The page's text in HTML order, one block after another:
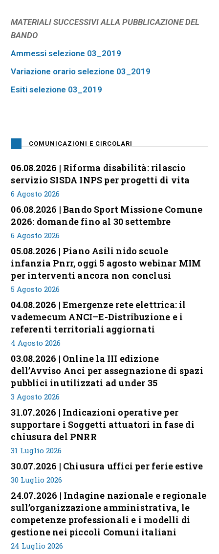
MATERIALI SUCCESSIVI ALLA PUBBLICAZIONE DEL
BANDO
Ammessi selezione 03_2019
Variazione orario selezione 03_2019
Esiti selezione 03_2019
COMUNICAZIONI E CIRCOLARI
06.08.2026 | Riforma disabilità: rilascio
servizio SISDA INPS per progetti di vita
6 Agosto 2026
06.08.2026 | Bando Sport Missione Comune
2026: domande fino al 30 settembre
6 Agosto 2026
05.08.2026 | Piano Asili nido scuole
infanzia Pnrr, oggi 5 agosto webinar MIM
per interventi ancora non conclusi
5 Agosto 2026
04.08.2026 | Emergenze rete elettrica: il
vademecum ANCI–E-Distribuzione e i
referenti territoriali aggiornati
4 Agosto 2026
03.08.2026 | Online la III edizione
dell’Avviso Anci per assegnazione di spazi
pubblici inutilizzati ad under 35
3 Agosto 2026
31.07.2026 | Indicazioni operative per
supportare i Soggetti attuatori in fase di
chiusura del PNRR
31 Luglio 2026
30.07.2026 | Chiusura uffici per ferie estive
30 Luglio 2026
24.07.2026 | Indagine nazionale e regionale
sull’organizzazione amministrativa, le
competenze professionali e i modelli di
gestione nei piccoli Comuni italiani
24 Luglio 2026